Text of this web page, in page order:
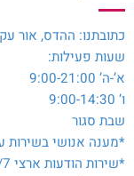
כתובתנו: ההדס, אור
שעות פעילות:
א’-ה’ 9:00-21:00
ו’ 9:00-14:30
שבת סגור
*מענה אנושי בשירות עד
*שירות הודעות ארצי 24/7